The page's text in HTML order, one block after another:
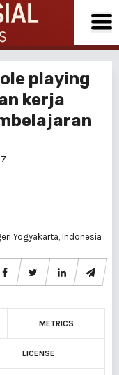
playing
kerja
Yogyakarta, Indonesia
METRICS
LICENSE